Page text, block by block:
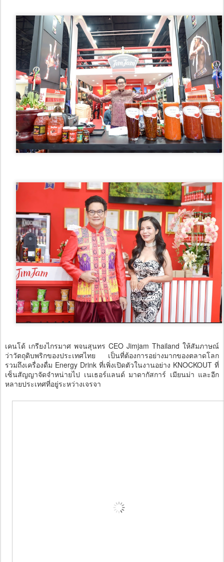
เคนโด้ เกรียงไกรมาศ พจนสุนทร CEO Jimjam Thailand ให้สัมภาษณ์
ว่าวัตถุดิบพริกของประเทศไทย เป็นที่ต้องการอย่างมากของตลาดโลก
รวมถึงเครื่องดื่ม Energy Drink ที่เพิ่งเปิดตัวในงานอย่าง KNOCKOUT ที่
เซ็นสัญญาจัดจำหน่ายไป เนเธอร์แลนด์ มาดากัสการ์ เมียนม่า และอีก
หลายประเทศที่อยู่ระหว่างเจรจา